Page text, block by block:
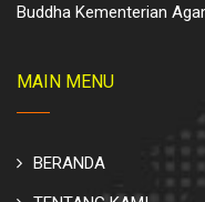
Buddha Kementerian
MAIN MENU
BERANDA